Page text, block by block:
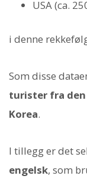
USA (ca.
i denne
Som disse
turister fra den
Korea.
I tillegg er det
engelsk, som